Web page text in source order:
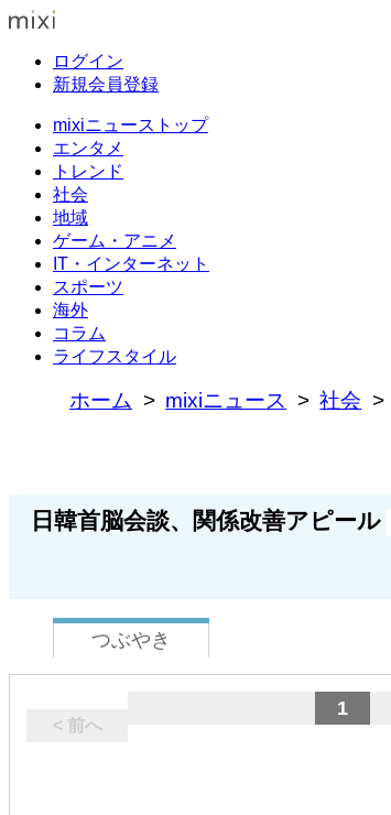
ログイン
新規会員登録
mixiニューストップ
エンタメ
トレンド
社会
地域
ゲーム・アニメ
IT・インターネット
スポーツ
海外
コラム
ライフスタイル
ホーム mixiニュース 社会
日韓首脳会談、関係改善アピール
つぶやき
< 前へ
1